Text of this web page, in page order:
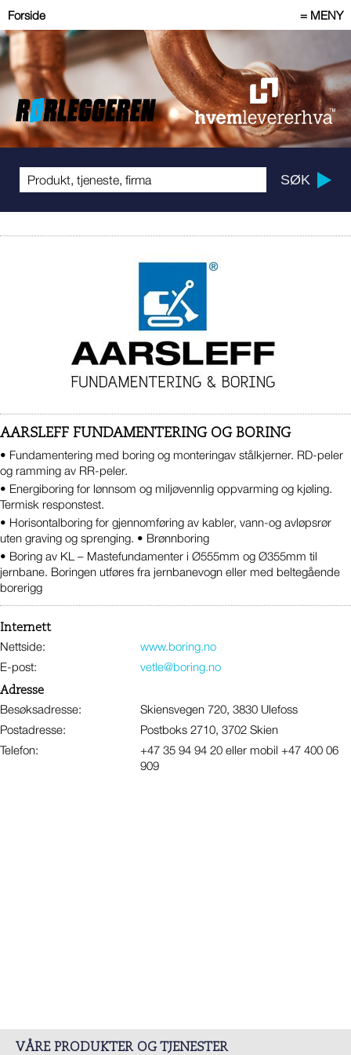
Forside = MENY
AARSLEFF FUNDAMENTERING OG BORING
• Fundamentering med boring og monteringav stålkjerner. RD-peler
og ramming av RR-peler.
• Energiboring for lønnsom og miljøvennlig oppvarming og kjøling.
Termisk responstest.
• Horisontalboring for gjennomføring av kabler, vann-og avløpsrør
uten graving og sprenging. • Brønnboring
• Boring av KL – Mastefundamenter i Ø555mm og Ø355mm til
jernbane. Boringen utføres fra jernbanevogn eller med beltegående
borerigg
Internett
Nettside:
www.boring.no
E-post:
vetle@boring.no
Adresse
Besøksadresse:
Skiensvegen 720, 3830 Ulefoss
Postadresse:
Postboks 2710, 3702 Skien
Telefon:
+47 35 94 94 20 eller mobil +47 400 06
909
VÅRE PRODUKTER OG TJENESTER